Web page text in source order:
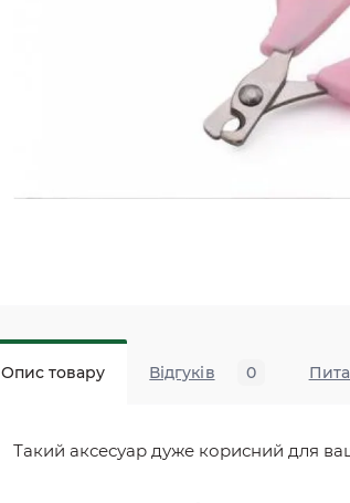
Опис товару Відгуків 0
Такий аксесуар дуже корисний для